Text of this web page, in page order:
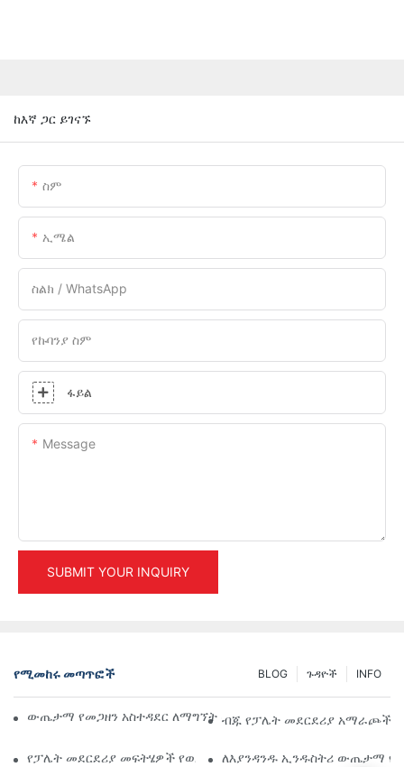
ከእኛ ጋር ይገናኙ
ስም
ኢሜል
ስልክ / WhatsApp
የኩባንያ ስም
ፋይል
Message
SUBMIT YOUR INQUIRY
የሚመከሩ መጣጥፎች INFO
ጉዳዮች
BLOG
ውጤታማ የመጋዘን አስተዳደር ለማግኘት ከፍተኛ የኢንዱስትሪ መደርደሪያ
ብጁ የፓሌት መደርደሪያ አማራጮች፡
የፓሌት መደርደሪያ መፍትሄዎች የወደፊት ዕጣ ፈንታ፡ አዝማሚያዎች እና
ለእያንዳንዱ ኢንዱስትሪ ውጤታማ